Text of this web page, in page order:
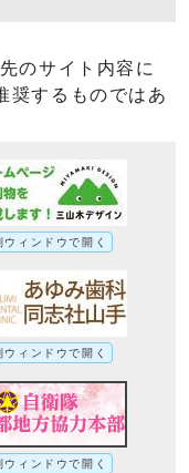
のサイト内容に
奨するものではあ
ウィンドウで開く
ウィンドウで開く
ウィンドウで開く